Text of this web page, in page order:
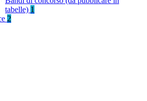
tabelle) 1
2